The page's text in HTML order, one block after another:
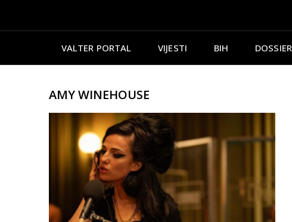
VALTER PORTAL VIJESTI BIH DOSSIER
AMY WINEHOUSE